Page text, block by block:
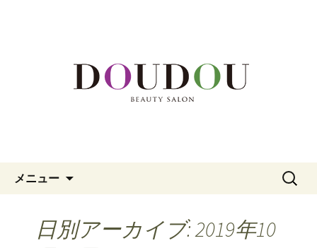
「DOUDOU BEAUTY SALON」
メニュー
検
日別アーカイブ: 2019年10